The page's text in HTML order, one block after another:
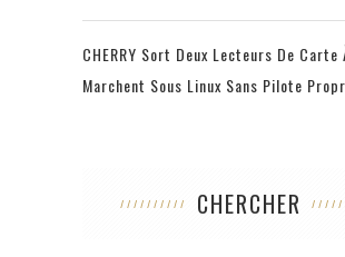
CHERRY Sort Deux Lecteurs De Carte
Marchent Sous Linux Sans Pilote
CHERCHER